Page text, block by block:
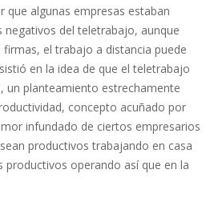
que algunas empresas estaban
del teletrabajo, aunque
el trabajo a distancia puede
en la idea de que el teletrabajo
planteamiento estrechamente
concepto acuñado por
infundado de ciertos empresarios
productivos trabajando en casa
productivos operando así que en la